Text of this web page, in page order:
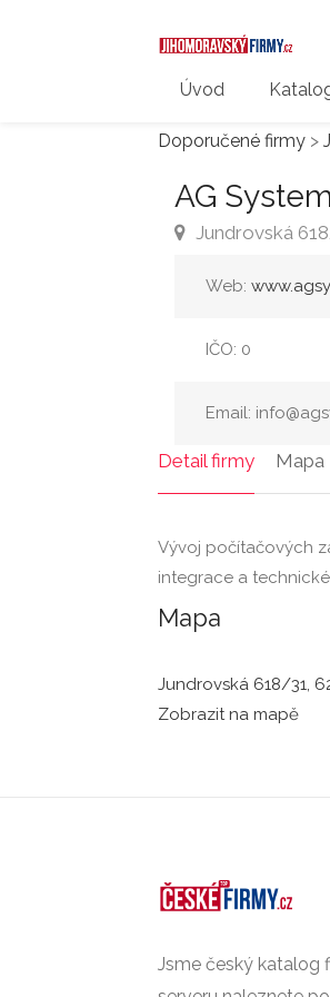
Úvod
Doporučené firmy >
AG
Jundrovská
Web:
IČO: 0
Email:
Detail firmy Mapa
Vývoj počítačových
integrace a
Mapa
Jundrovská 618/31,
Zobrazit na mapě
Jsme český katalog